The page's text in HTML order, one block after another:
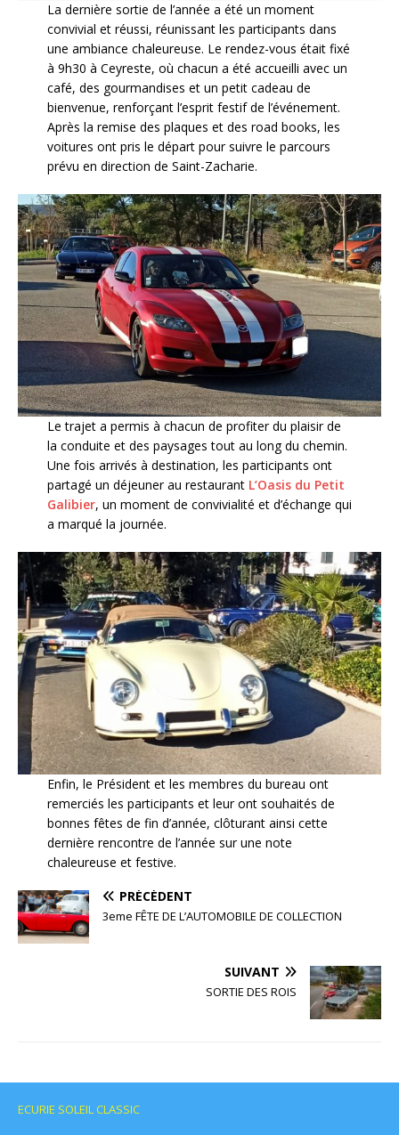
La dernière sortie de l’année a été un moment
convivial et réussi, réunissant les participants dans
une ambiance chaleureuse. Le rendez-vous était fixé
à 9h30 à Ceyreste, où chacun a été accueilli avec un
café, des gourmandises et un petit cadeau de
bienvenue, renforçant l’esprit festif de l’événement.
Après la remise des plaques et des road books, les
voitures ont pris le départ pour suivre le parcours
prévu en direction de Saint-Zacharie.
Le trajet a permis à chacun de profiter du plaisir de
la conduite et des paysages tout au long du chemin.
Une fois arrivés à destination, les participants ont
partagé un déjeuner au restaurant L’Oasis du Petit
Galibier, un moment de convivialité et d’échange qui
a marqué la journée.
Enfin, le Président et les membres du bureau ont
remerciés les participants et leur ont souhaités de
bonnes fêtes de fin d’année, clôturant ainsi cette
dernière rencontre de l’année sur une note
chaleureuse et festive.
PRÉCÉDENT
3eme FÊTE DE L’AUTOMOBILE DE COLLECTION
SUIVANT
SORTIE DES ROIS
ECURIE SOLEIL CLASSIC